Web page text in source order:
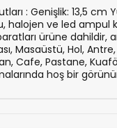
: Genişlik: 13,5 cm
ve led ampul
ürüne
Masaüstü, Hol,
Cafe, Pastane,
hoş bir